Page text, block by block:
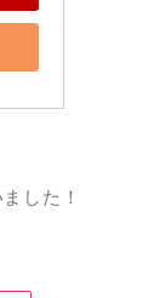
した！